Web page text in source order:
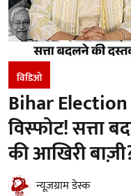
विडिओ
Bihar Election
विस्फोट! सत्ता
की आखिरी
न्यूज़ग्राम डेस्क